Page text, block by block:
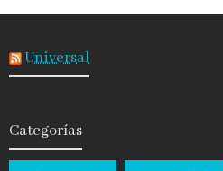
Universal
Categorías